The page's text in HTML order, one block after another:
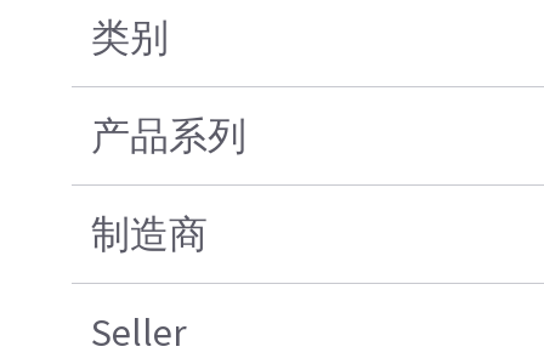
类别
产品系列
制造商
Seller